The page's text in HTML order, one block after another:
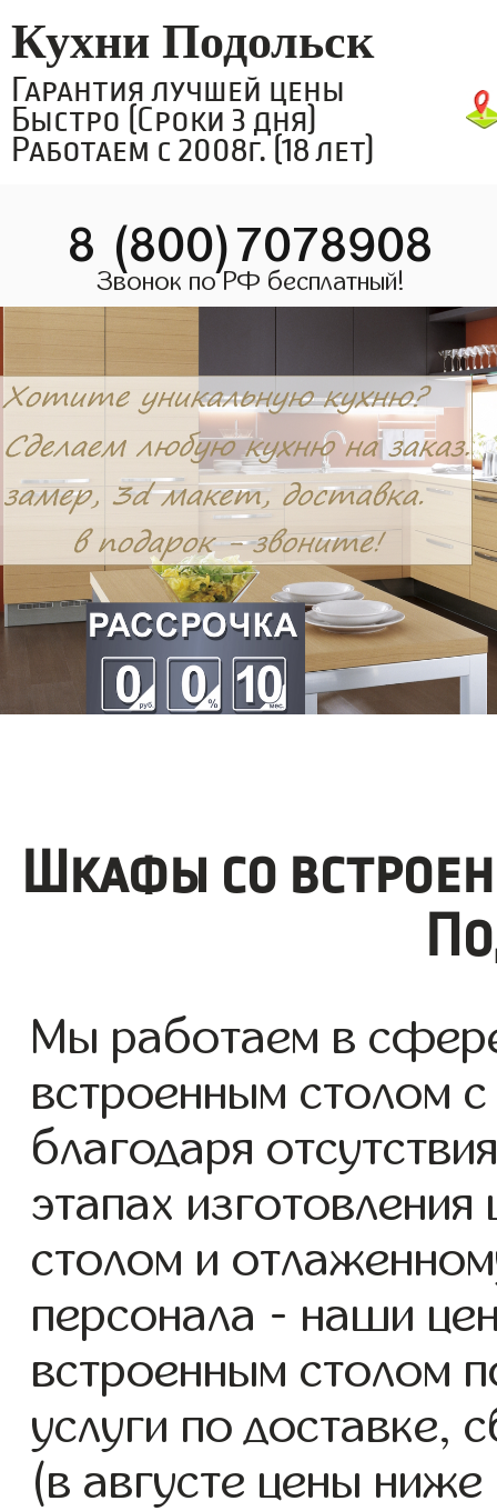
Кухни Подольск
Гарантия лучшей цены
Быстро (Сроки 3 дня)
Работаем с 2008г. (18 лет)
8 (800)7078908
Звонок по РФ бесплатный!
Шкафы со
Мы работаем в
встроенным столом
благодаря
этапах
столом и
персонала - наши
встроенным столом
услуги по доставке,
(в августе цены